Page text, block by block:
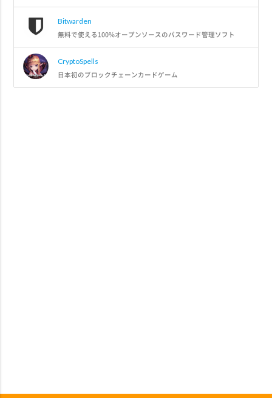
Bitwarden
無料で使える100%オープンソースのパスワード管理ソフト
CryptoSpells
日本初のブロックチェーンカードゲーム